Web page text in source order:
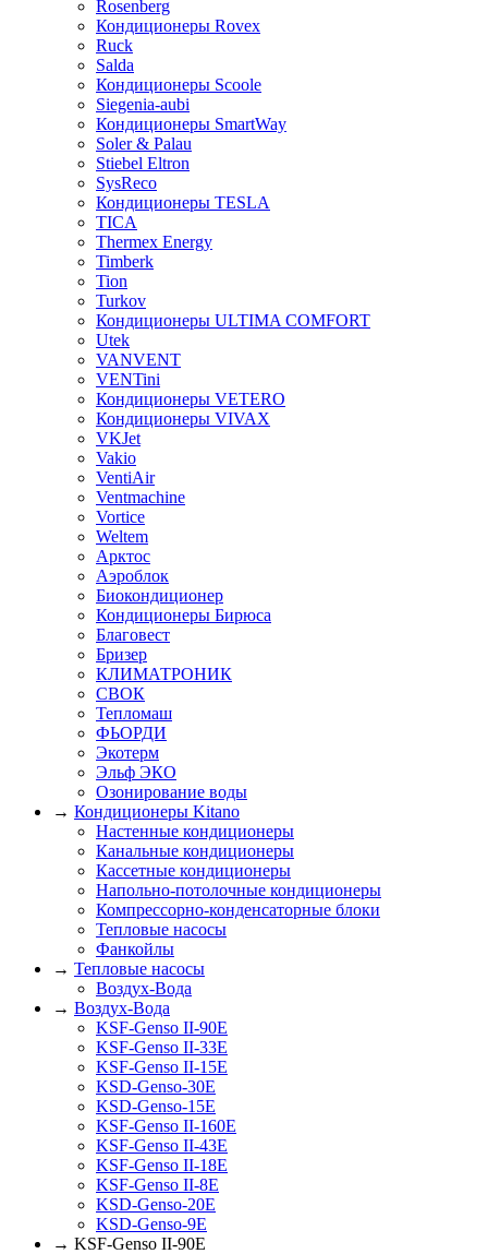
Rosenberg
Кондиционеры Rovex
Ruck
Salda
Кондиционеры Scoole
Siegenia-aubi
Кондиционеры SmartWay
Soler & Palau
Stiebel Eltron
SysReco
Кондиционеры TESLA
TICA
Thermex Energy
Timberk
Tion
Turkov
Кондиционеры ULTIMA COMFORT
Utek
VANVENT
VENTini
Кондиционеры VETERO
Кондиционеры VIVAX
VKJet
Vakio
VentiAir
Ventmachine
Vortice
Weltem
Арктос
Аэроблок
Биокондиционер
Кондиционеры Бирюса
Благовест
Бризер
КЛИМАТРОНИК
СВОК
Тепломаш
ФЬОРДИ
Экотерм
Эльф ЭКО
Озонирование воды
→ Кондиционеры Kitano
Настенные кондиционеры
Канальные кондиционеры
Кассетные кондиционеры
Напольно-потолочные кондиционеры
Компрессорно-конденсаторные блоки
Тепловые насосы
Фанкойлы
→ Тепловые насосы
Воздух-Вода
→ Воздух-Вода
KSF-Genso II-90E
KSF-Genso II-33E
KSF-Genso II-15E
KSD-Genso-30E
KSD-Genso-15E
KSF-Genso II-160E
KSF-Genso II-43E
KSF-Genso II-18E
KSF-Genso II-8E
KSD-Genso-20E
KSD-Genso-9E
→ KSF-Genso II-90E